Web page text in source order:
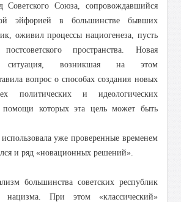
Союза, сопровождавшийся
эйфорией в большинстве бывших
оживил процессы нациогенеза, пусть
пространства. Новая
ситуация, возникшая на этом
вопрос о способах создания новых
политических и идеологических
помощи которых эта цель может быть
уже проверенные временем
и ряд «новационных решений».
советских республик
При этом «классический»